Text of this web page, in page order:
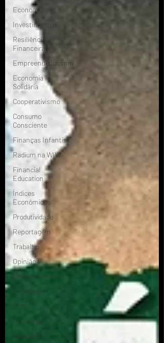
Economia
Investimentos
Resiliência
Financeira
Empreendedorismo
Economia
Solidária
Cooperativismo
Consumo
Consciente
Finanças Infantis
Radium na WIW
Financial
Education
Índices
Econômicos
Produtividade
Reportagem
Trabalho
Opinião
Comportamento
Sociedade
Clima
Tecnologia
Educação